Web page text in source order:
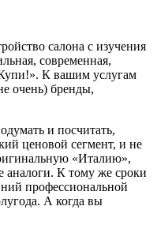
салона с изучения
современная,
К вашим услугам
очень) бренды,
и посчитать,
ценовой сегмент, и не
«Италию»,
аналоги. К тому же сроки
профессиональной
А когда вы